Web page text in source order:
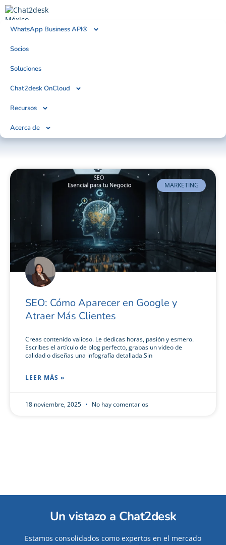
WhatsApp Business API®
Socios
Soluciones
Chat2desk OnCloud
Recursos
Acerca de
Tendencias, Noticias & Artículos
MARKETING
SEO: Cómo Aparecer en Google y
Atraer Más Clientes
Creas contenido valioso. Le dedicas horas, pasión y esmero.
Escribes el artículo de blog perfecto, grabas un video de
calidad o diseñas una infografía detallada.Sin
LEER MÁS »
18 noviembre, 2025 No hay comentarios
Un vistazo a Chat2desk
Estamos consolidados como expertos en el mercado